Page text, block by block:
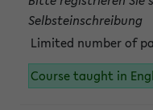
Selbsteinschreibung
Limited number of
Course taught in